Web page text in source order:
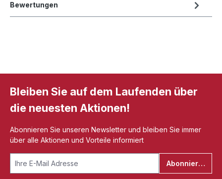
Bewertungen
Bleiben Sie auf dem Laufenden über
die neuesten Aktionen!
Abonnieren Sie unseren Newsletter und bleiben Sie immer
über alle Aktionen und Vorteile informiert
Abonnieren